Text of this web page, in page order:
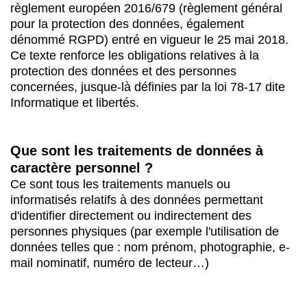
règlement européen 2016/679 (règlement général
pour la protection des données, également
dénommé RGPD) entré en vigueur le 25 mai 2018.
Ce texte renforce les obligations relatives à la
protection des données et des personnes
concernées, jusque-là définies par la loi 78-17 dite
Informatique et libertés.
Que sont les traitements de données à
caractère personnel ?
Ce sont tous les traitements manuels ou
informatisés relatifs à des données permettant
d'identifier directement ou indirectement des
personnes physiques (par exemple l'utilisation de
données telles que : nom prénom, photographie, e-
mail nominatif, numéro de lecteur…)